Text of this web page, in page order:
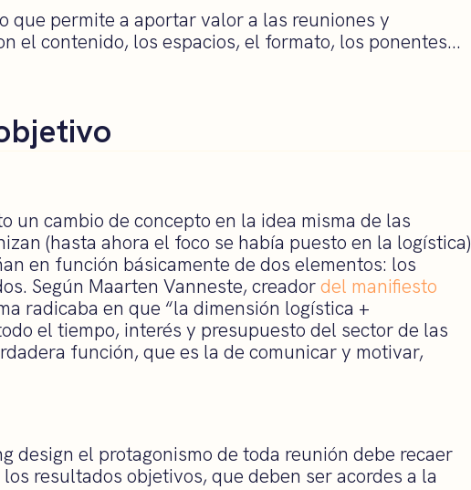
que permite a aportar valor a las reuniones y
el contenido, los espacios, el formato, los ponentes…
un cambio de concepto en la idea misma de las
(hasta ahora el foco se había puesto en la logística)
en función básicamente de dos elementos: los
Según Maarten Vanneste, creadordel manifiesto
radicaba en que “la dimensión logística +
el tiempo, interés y presupuesto del sector de las
función, que es la de comunicar y motivar,
design el protagonismo de toda reunión debe recaer
resultados objetivos, que deben ser acordes a la